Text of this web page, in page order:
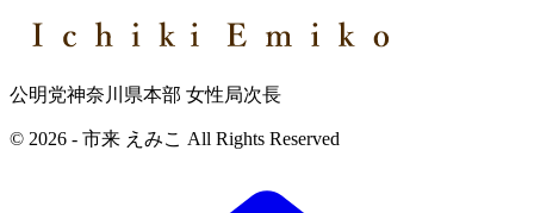
公明党神奈川県本部 女性局次長
© 2026 - 市来 えみこ All Rights Reserved